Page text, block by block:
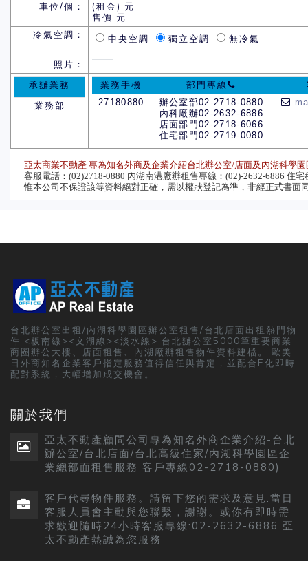
車位/個：
(租金) 元
售價 元
冷氣空調：
中央空調 獨立空調 無冷氣
照片：
承辦業務
業務部
業務手機 部門專線
27180880
辦公室部02-2718-0880
內科廠辦02-2632-6886
店面部門02-2718-6066
住宅部門02-2719-0080
亞太商業不動產 專為知名外商及企業介紹台北辦公室/店面及內湖科學
客服電話：(02)2718-0880 內湖南港廠辦租售專線：(02)-2632-6886 住
惟本公司不保證該等資料絕對正確，需以權狀登記為準，非經正式書面
台北辦公室出租/內湖科學園區辦公室租售/台北店面出租熱門物
件 <板南線><文湖線><淡水線> 台北辦公室5000筆重要商業
商圈辦公大樓、店面租售、內湖廠辦租售物件資料建檔。 歐美
日外商知名企業客戶指定服務值得信任與肯定，並配合E化即時
配對系統，大幅增加成交機會。
關於我們
亞太不動產顧問公司專為知名外商企業介紹-台北
辦公室/台北店面/台北高級住家/內湖科學園區企
業總部面租售服務 客戶專線02-2718-0880)
客戶代尋物件服務。請留下您的需求及意見.當日
客服人員會主動與您聯繫，謝謝。或你有即時需
求歡迎隨時24小時客服專線:02-2632-6886 亞
太不動產熱誠為您服務